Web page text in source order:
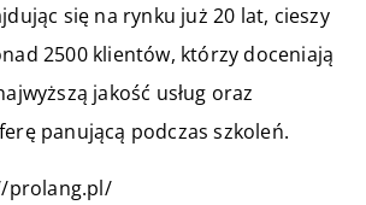
się na rynku już 20 lat, cieszy
2500 klientów, którzy doceniają
jakość usług oraz
panującą podczas szkoleń.
prolang.pl/